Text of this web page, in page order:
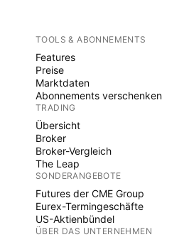
TOOLS & ABONNEMENTS
Features
Preise
Marktdaten
Abonnements verschenken
TRADING
Übersicht
Broker
Broker-Vergleich
The Leap
SONDERANGEBOTE
Futures der CME Group
Eurex-Termingeschäfte
US-Aktienbündel
ÜBER DAS UNTERNEHMEN